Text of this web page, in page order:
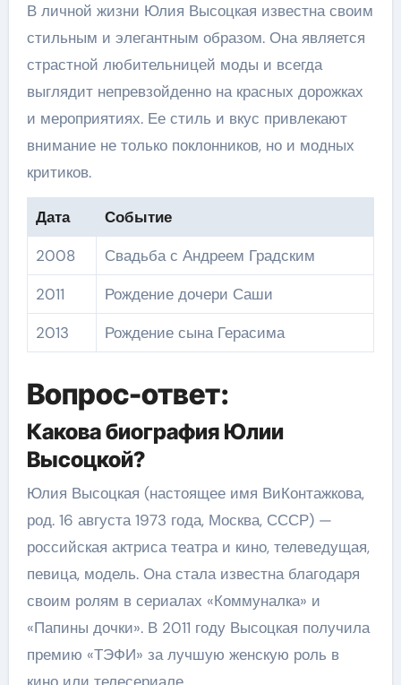
В личной жизни Юлия Высоцкая известна своим
стильным и элегантным образом. Она является
страстной любительницей моды и всегда
выглядит непревзойденно на красных дорожках
и мероприятиях. Ее стиль и вкус привлекают
внимание не только поклонников, но и модных
критиков.
Дата
Событие
2008
Свадьба с Андреем Градским
2011
Рождение дочери Саши
2013
Рождение сына Герасима
Вопрос-ответ:
Какова биография Юлии
Высоцкой?
Юлия Высоцкая (настоящее имя ВиКонтажкова,
род. 16 августа 1973 года, Москва, СССР) —
российская актриса театра и кино, телеведущая,
певица, модель. Она стала известна благодаря
своим ролям в сериалах «Коммуналка» и
«Папины дочки». В 2011 году Высоцкая получила
премию «ТЭФИ» за лучшую женскую роль в
кино или телесериале.